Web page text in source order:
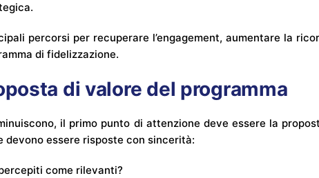
percorsi per recuperare l’engagement, aumentare la
di fidelizzazione.
di valore del programma
il primo punto di attenzione deve essere la
devono essere risposte con sincerità:
come rilevanti?